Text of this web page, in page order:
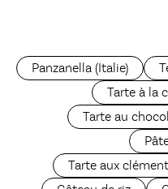
Panzanella (Italie)
Tarte à la
Tarte au
Tarte aux